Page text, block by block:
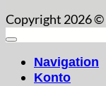
Copyright 2026 ©
Navigation
Konto